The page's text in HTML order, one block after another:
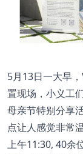
5月13日一大早
置现场，小义工
母亲节特别分享
点让人感觉非常温
上午11:30, 40余